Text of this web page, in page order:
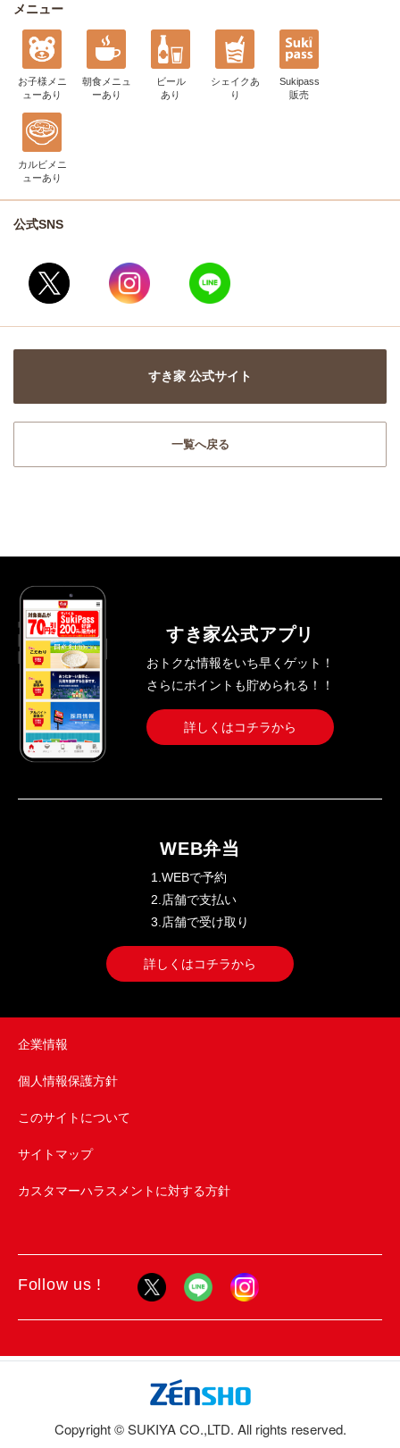
メニュー
お子様メニ
ューあり
朝食メニュ
ーあり
ビール
あり
シェイク あ
り
Sukipass
販売
カルビメニ
ューあり
公式SNS
すき家 公式サイト
一覧へ戻る
すき家公式アプリ
おトクな情報をいち早くゲット！
さらにポイントも貯められる！！
詳しくはコチラから
WEB弁当
1.WEBで予約
2.店舗で支払い
3.店舗で受け取り
詳しくはコチラから
企業情報
個人情報保護方針
このサイトについて
サイトマップ
カスタマーハラスメントに対する方針
Follow us !
Copyright © SUKIYA CO.,LTD. All rights reserved.